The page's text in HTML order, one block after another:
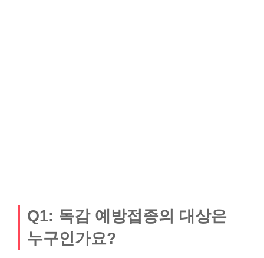
Q1: 독감 예방접종의 대상은
누구인가요?